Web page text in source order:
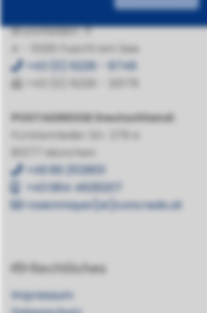
ZENTRALE in Österreich
Brunnfeldstr. 11
A - 5330 Fuschl am See
+43 (0) 6226 - 8749
POSTADRESSE Deutschland:
Fürstenrieder Str. 279 a
81377 München
+49 89 21129101
+43 664 4626207
rosenmayer[at]concredo.at
Rechtliches
Impressum